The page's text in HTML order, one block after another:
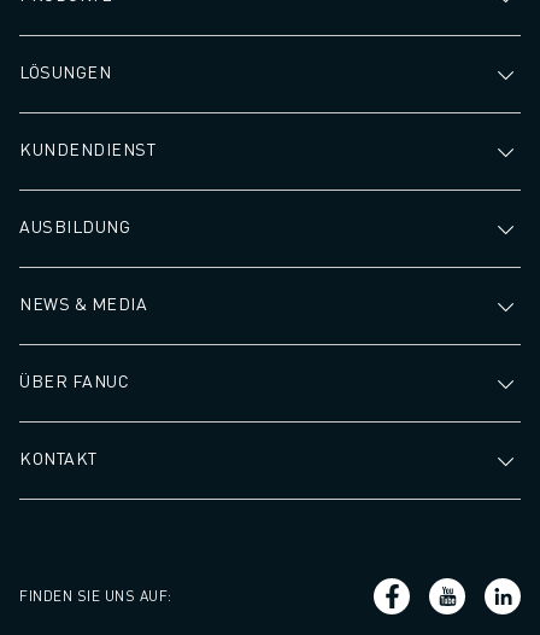
LÖSUNGEN
KUNDENDIENST
AUSBILDUNG
NEWS & MEDIA
ÜBER FANUC
KONTAKT
FINDEN SIE UNS AUF: